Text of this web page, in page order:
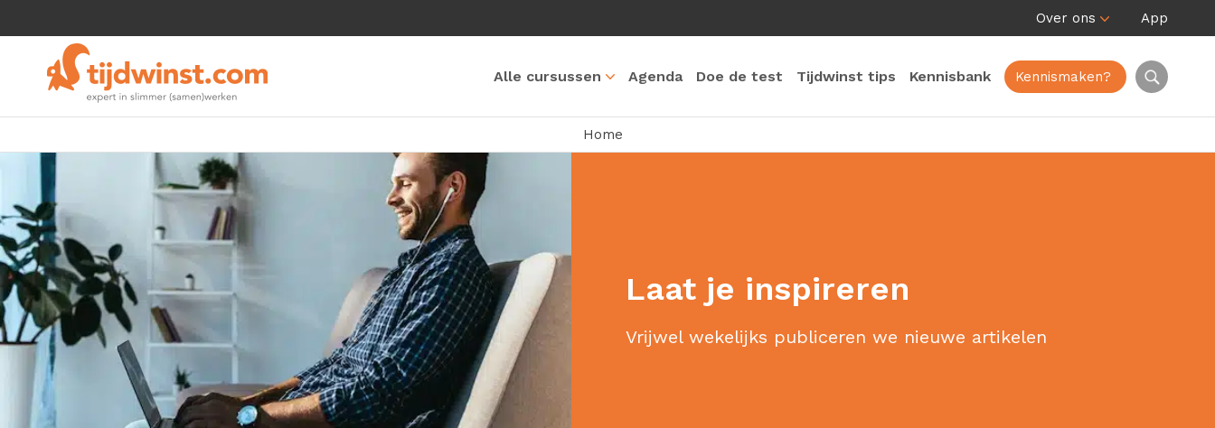
Over ons App
Alle cursussen Agenda Doe de test Tijdwinst tips Kennisbank Kennismaken?
Home
Laat je inspireren
Vrijwel wekelijks publiceren we nieuwe artikelen